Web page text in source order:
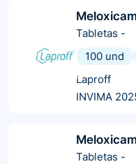
Tabletas -
100 und
Laproff
INVIMA
Tabletas -